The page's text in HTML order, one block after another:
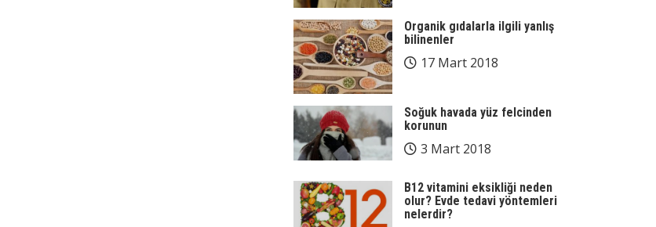
Organik gıdalarla ilgili yanlış
bilinenler
17 Mart 2018
Soğuk havada yüz felcinden
korunun
3 Mart 2018
B12 vitamini eksikliği neden
olur? Evde tedavi yöntemleri
nelerdir?